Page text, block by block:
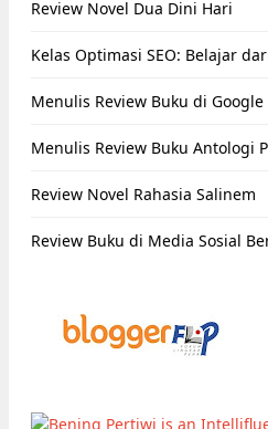
Review Novel Dua Dini Hari
Kelas Optimasi SEO: Belajar
Menulis Review Buku di Google
Menulis Review Buku Antologi
Review Novel Rahasia Salinem
Review Buku di Media Sosial